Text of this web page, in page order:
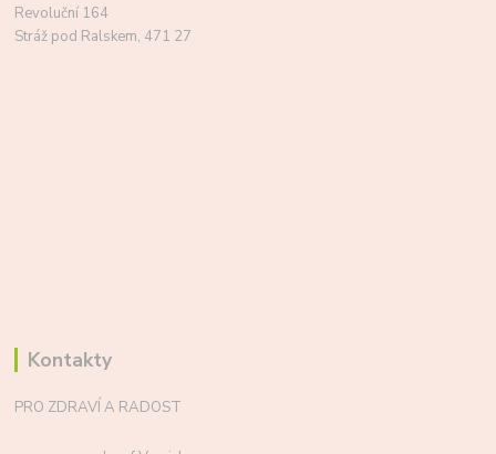
Revoluční 164
Stráž pod Ralskem, 471 27
Kontakty
PRO ZDRAVÍ A RADOST